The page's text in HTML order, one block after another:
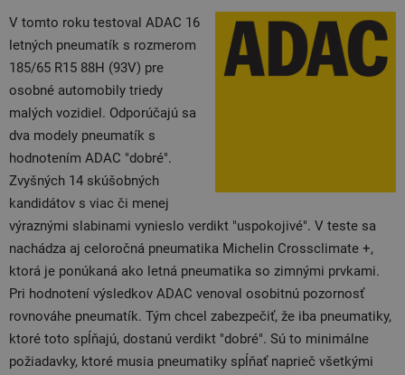
V tomto roku testoval ADAC 16
letných pneumatík s rozmerom
185/65 R15 88H (93V) pre
osobné automobily triedy
malých vozidiel. Odporúčajú sa
dva modely pneumatík s
hodnotením ADAC "dobré".
Zvyšných 14 skúšobných
kandidátov s viac či menej
výraznými slabinami vynieslo verdikt "uspokojivé". V teste sa
nachádza aj celoročná pneumatika Michelin Crossclimate +,
ktorá je ponúkaná ako letná pneumatika so zimnými prvkami.
Pri hodnotení výsledkov ADAC venoval osobitnú pozornosť
rovnováhe pneumatík. Tým chcel zabezpečiť, že iba pneumatiky,
ktoré toto spĺňajú, dostanú verdikt "dobré". Sú to minimálne
požiadavky, ktoré musia pneumatiky spĺňať naprieč všetkými